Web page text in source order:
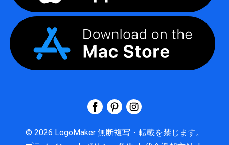
© 2026 LogoMaker 無断複写・転載を禁じます。